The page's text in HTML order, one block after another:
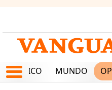
MÉXICO MUNDO